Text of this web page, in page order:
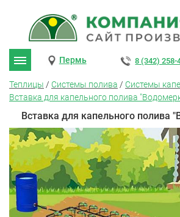
Пермь 8 (342) 258-
Теплицы / Системы полива / Системы
Вставка для капельного полива
Вставка для капельного полива